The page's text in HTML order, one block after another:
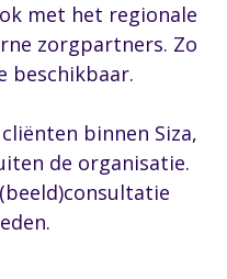
met het regionale
zorgpartners. Zo
beschikbaar.
binnen Siza,
de organisatie.